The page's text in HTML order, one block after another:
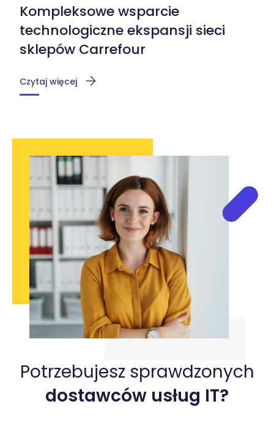
Kompleksowe wsparcie
technologiczne ekspansji sieci
sklepów Carrefour
Czytaj więcej
Potrzebujesz sprawdzonych
dostawców usług IT?